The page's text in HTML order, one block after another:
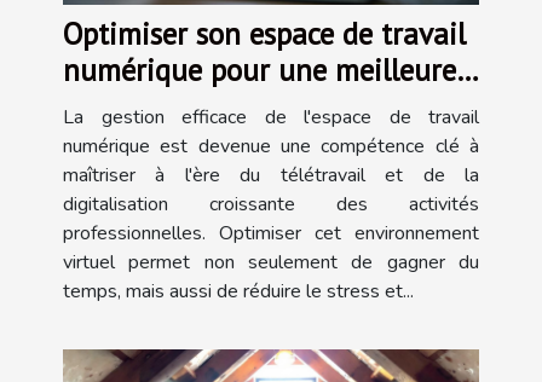
Optimiser son espace de travail
numérique pour une meilleure
productivité
La gestion efficace de l'espace de travail
numérique est devenue une compétence clé à
maîtriser à l'ère du télétravail et de la
digitalisation croissante des activités
professionnelles. Optimiser cet environnement
virtuel permet non seulement de gagner du
temps, mais aussi de réduire le stress et...